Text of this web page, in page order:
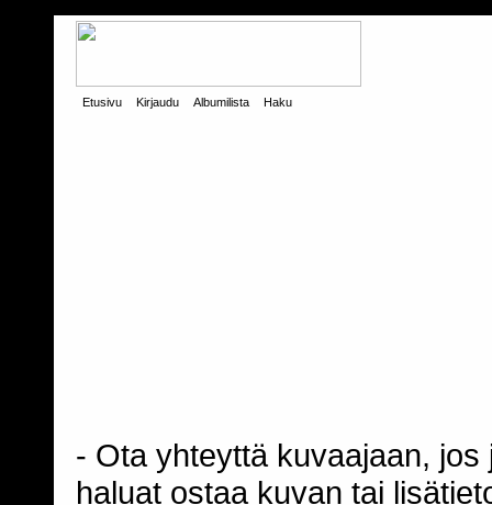
Etusivu Kirjaudu Albumilista Haku
- Ota yhteyttä kuvaajaan,
haluat ostaa kuvan tai